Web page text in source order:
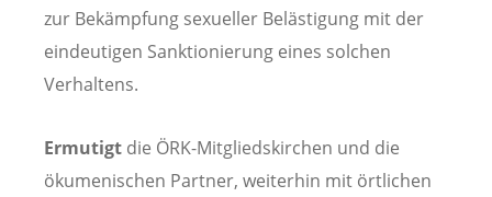
zur Bekämpfung sexueller Belästigung mit der
eindeutigen Sanktionierung eines solchen
Verhaltens.
Ermutigt die ÖRK-Mitgliedskirchen und die
ökumenischen Partner, weiterhin mit örtlichen